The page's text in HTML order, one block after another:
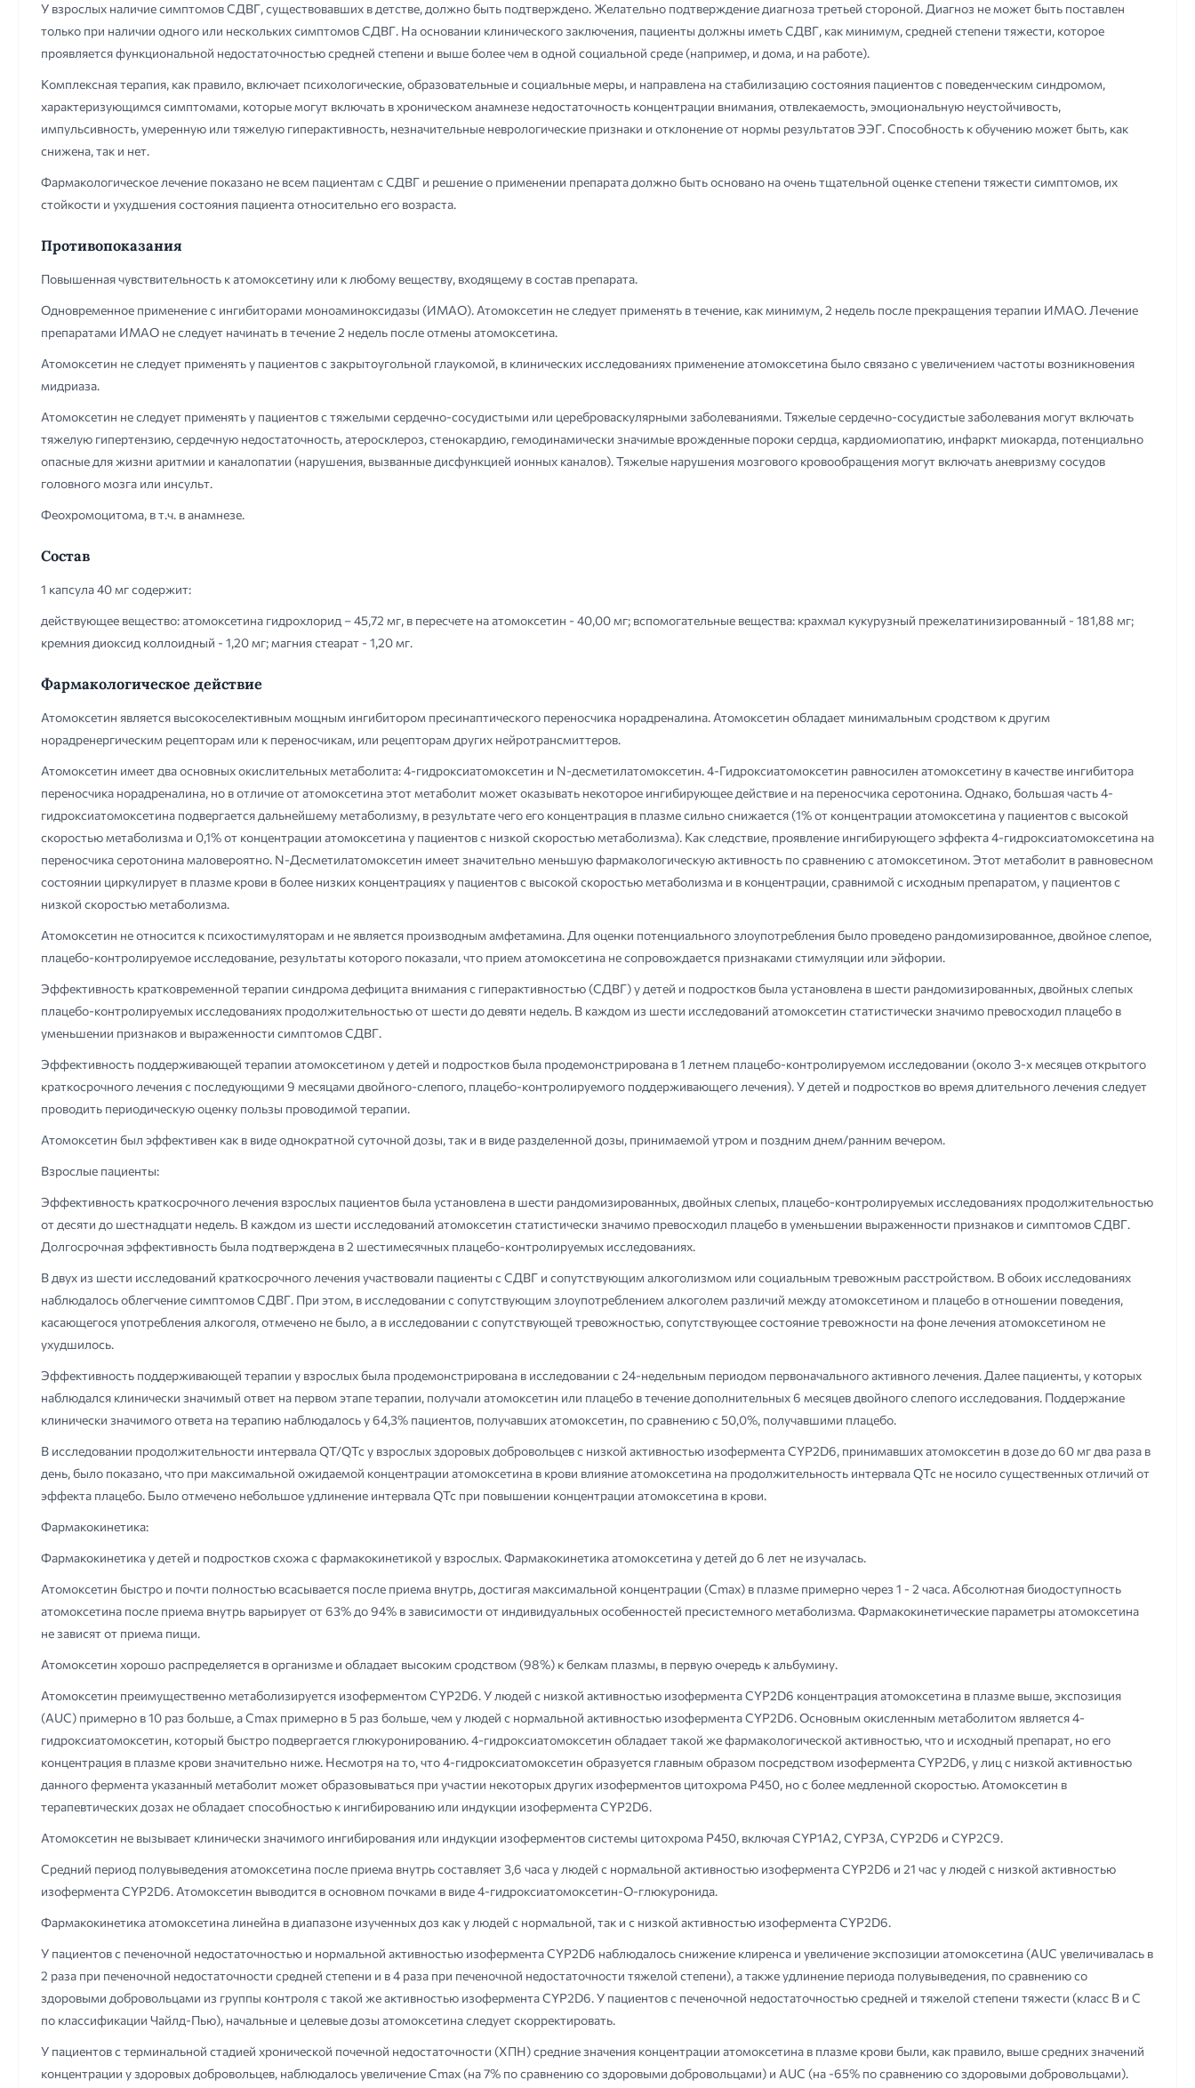
У взрослых наличие симптомов СДВГ, существовавших в детстве, должно быть подтверждено. Желательно подтверждение диагноза третьей стороной. Диагноз не может быть поставлен
только при наличии одного или нескольких симптомов СДВГ. На основании клинического заключения, пациенты должны иметь СДВГ, как минимум, средней степени тяжести, которое
проявляется функциональной недостаточностью средней степени и выше более чем в одной социальной среде (например, и дома, и на работе).
Комплексная терапия, как правило, включает психологические, образовательные и социальные меры, и направлена на стабилизацию состояния пациентов с поведенческим синдромом,
характеризующимся симптомами, которые могут включать в хроническом анамнезе недостаточность концентрации внимания, отвлекаемость, эмоциональную неустойчивость,
импульсивность, умеренную или тяжелую гиперактивность, незначительные неврологические признаки и отклонение от нормы результатов ЭЭГ. Способность к обучению может быть, как
снижена, так и нет.
Фармакологическое лечение показано не всем пациентам с СДВГ и решение о применении препарата должно быть основано на очень тщательной оценке степени тяжести симптомов, их
стойкости и ухудшения состояния пациента относительно его возраста.
Противопоказания
Повышенная чувствительность к атомоксетину или к любому веществу, входящему в состав препарата.
Одновременное применение с ингибиторами моноаминоксидазы (ИМАО). Атомоксетин не следует применять в течение, как минимум, 2 недель после прекращения терапии ИМАО. Лечение
препаратами ИМАО не следует начинать в течение 2 недель после отмены атомоксетина.
Атомоксетин не следует применять у пациентов с закрытоугольной глаукомой, в клинических исследованиях применение атомоксетина было связано с увеличением частоты возникновения
мидриаза.
Атомоксетин не следует применять у пациентов с тяжелыми сердечно-сосудистыми или цереброваскулярными заболеваниями. Тяжелые сердечно-сосудистые заболевания могут включать
тяжелую гипертензию, сердечную недостаточность, атеросклероз, стенокардию, гемодинамически значимые врожденные пороки сердца, кардиомиопатию, инфаркт миокарда, потенциально
опасные для жизни аритмии и каналопатии (нарушения, вызванные дисфункцией ионных каналов). Тяжелые нарушения мозгового кровообращения могут включать аневризму сосудов
головного мозга или инсульт.
Феохромоцитома, в т.ч. в анамнезе.
Состав
1 капсула 40 мг содержит:
действующее вещество: атомоксетина гидрохлорид – 45,72 мг, в пересчете на атомоксетин - 40,00 мг; вспомогательные вещества: крахмал кукурузный прежелатинизированный - 181,88 мг;
кремния диоксид коллоидный - 1,20 мг; магния стеарат - 1,20 мг.
Фармакологическое действие
Атомоксетин является высокоселективным мощным ингибитором пресинаптического переносчика норадреналина. Атомоксетин обладает минимальным сродством к другим
норадренергическим рецепторам или к переносчикам, или рецепторам других нейротрансмиттеров.
Атомоксетин имеет два основных окислительных метаболита: 4-гидроксиатомоксетин и N-десметилатомоксетин. 4-Гидроксиатомоксетин равносилен атомоксетину в качестве ингибитора
переносчика норадреналина, но в отличие от атомоксетина этот метаболит может оказывать некоторое ингибирующее действие и на переносчика серотонина. Однако, большая часть 4-
гидроксиатомоксетина подвергается дальнейшему метаболизму, в результате чего его концентрация в плазме сильно снижается (1% от концентрации атомоксетина у пациентов с высокой
скоростью метаболизма и 0,1% от концентрации атомоксетина у пациентов с низкой скоростью метаболизма). Как следствие, проявление ингибирующего эффекта 4-гидроксиатомоксетина на
переносчика серотонина маловероятно. N-Десметилатомоксетин имеет значительно меньшую фармакологическую активность по сравнению с атомоксетином. Этот метаболит в равновесном
состоянии циркулирует в плазме крови в более низких концентрациях у пациентов с высокой скоростью метаболизма и в концентрации, сравнимой с исходным препаратом, у пациентов с
низкой скоростью метаболизма.
Атомоксетин не относится к психостимуляторам и не является производным амфетамина. Для оценки потенциального злоупотребления было проведено рандомизированное, двойное слепое,
плацебо-контролируемое исследование, результаты которого показали, что прием атомоксетина не сопровождается признаками стимуляции или эйфории.
Эффективность кратковременной терапии синдрома дефицита внимания с гиперактивностью (СДВГ) у детей и подростков была установлена в шести рандомизированных, двойных слепых
плацебо-контролируемых исследованиях продолжительностью от шести до девяти недель. В каждом из шести исследований атомоксетин статистически значимо превосходил плацебо в
уменьшении признаков и выраженности симптомов СДВГ.
Эффективность поддерживающей терапии атомоксетином у детей и подростков была продемонстрирована в 1 летнем плацебо-контролируемом исследовании (около З-х месяцев открытого
краткосрочного лечения с последующими 9 месяцами двойного-слепого, плацебо-контролируемого поддерживающего лечения). У детей и подростков во время длительного лечения следует
проводить периодическую оценку пользы проводимой терапии.
Атомоксетин был эффективен как в виде однократной суточной дозы, так и в виде разделенной дозы, принимаемой утром и поздним днем/ранним вечером.
Взрослые пациенты:
Эффективность краткосрочного лечения взрослых пациентов была установлена в шести рандомизированных, двойных слепых, плацебо-контролируемых исследованиях продолжительностью
от десяти до шестнадцати недель. В каждом из шести исследований атомоксетин статистически значимо превосходил плацебо в уменьшении выраженности признаков и симптомов СДВГ.
Долгосрочная эффективность была подтверждена в 2 шестимесячных плацебо-контролируемых исследованиях.
В двух из шести исследований краткосрочного лечения участвовали пациенты с СДВГ и сопутствующим алкоголизмом или социальным тревожным расстройством. В обоих исследованиях
наблюдалось облегчение симптомов СДВГ. При этом, в исследовании с сопутствующим злоупотреблением алкоголем различий между атомоксетином и плацебо в отношении поведения,
касающегося употребления алкоголя, отмечено не было, а в исследовании с сопутствующей тревожностью, сопутствующее состояние тревожности на фоне лечения атомоксетином не
ухудшилось.
Эффективность поддерживающей терапии у взрослых была продемонстрирована в исследовании с 24-недельным периодом первоначального активного лечения. Далее пациенты, у которых
наблюдался клинически значимый ответ на первом этапе терапии, получали атомоксетин или плацебо в течение дополнительных 6 месяцев двойного слепого исследования. Поддержание
клинически значимого ответа на терапию наблюдалось у 64,3% пациентов, получавших атомоксетин, по сравнению с 50,0%, получавшими плацебо.
В исследовании продолжительности интервала QT/QTc у взрослых здоровых добровольцев с низкой активностью изофермента CYP2D6, принимавших атомоксетин в дозе до 60 мг два раза в
день, было показано, что при максимальной ожидаемой концентрации атомоксетина в крови влияние атомоксетина на продолжительность интервала QTc не носило существенных отличий от
эффекта плацебо. Было отмечено небольшое удлинение интервала QTc при повышении концентрации атомоксетина в крови.
Фармакокинетика:
Фармакокинетика у детей и подростков схожа с фармакокинетикой у взрослых. Фармакокинетика атомоксетина у детей до 6 лет не изучалась.
Атомоксетин быстро и почти полностью всасывается после приема внутрь, достигая максимальной концентрации (Сmах) в плазме примерно через 1 - 2 часа. Абсолютная биодоступность
атомоксетина после приема внутрь варьирует от 63% до 94% в зависимости от индивидуальных особенностей пресистемного метаболизма. Фармакокинетические параметры атомоксетина
не зависят от приема пищи.
Атомоксетин хорошо распределяется в организме и обладает высоким сродством (98%) к белкам плазмы, в первую очередь к альбумину.
Атомоксетин преимущественно метаболизируется изоферментом CYP2D6. У людей с низкой активностью изофермента CYP2D6 концентрация атомоксетина в плазме выше, экспозиция
(AUC) примерно в 10 раз больше, а Сmах примерно в 5 раз больше, чем у людей с нормальной активностью изофермента CYP2D6. Основным окисленным метаболитом является 4-
гидроксиатомоксетин, который быстро подвергается глюкуронированию. 4-гидроксиатомоксетин обладает такой же фармакологической активностью, что и исходный препарат, но его
концентрация в плазме крови значительно ниже. Несмотря на то, что 4-гидроксиатомоксетин образуется главным образом посредством изофермента CYP2D6, у лиц с низкой активностью
данного фермента указанный метаболит может образовываться при участии некоторых других изоферментов цитохрома Р450, но с более медленной скоростью. Атомоксетин в
терапевтических дозах не обладает способностью к ингибированию или индукции изофермента CYP2D6.
Атомоксетин не вызывает клинически значимого ингибирования или индукции изоферментов системы цитохрома Р450, включая CYP1A2, CYP3A, CYP2D6 и CYP2C9.
Средний период полувыведения атомоксетина после приема внутрь составляет 3,6 часа у людей с нормальной активностью изофермента CYP2D6 и 21 час у людей с низкой активностью
изофермента CYP2D6. Атомоксетин выводится в основном почками в виде 4-гидроксиатомоксетин-О-глюкуронида.
Фармакокинетика атомоксетина линейна в диапазоне изученных доз как у людей с нормальной, так и с низкой активностью изофермента CYP2D6.
У пациентов с печеночной недостаточностью и нормальной активностью изофермента CYP2D6 наблюдалось снижение клиренса и увеличение экспозиции атомоксетина (AUC увеличивалась в
2 раза при печеночной недостаточности средней степени и в 4 раза при печеночной недостаточности тяжелой степени), а также удлинение периода полувыведения, по сравнению со
здоровыми добровольцами из группы контроля с такой же активностью изофермента CYP2D6. У пациентов с печеночной недостаточностью средней и тяжелой степени тяжести (класс В и С
по классификации Чайлд-Пью), начальные и целевые дозы атомоксетина следует скорректировать.
У пациентов с терминальной стадией хронической почечной недостаточности (ХПН) средние значения концентрации атомоксетина в плазме крови были, как правило, выше средних значений
концентрации у здоровых добровольцев, наблюдалось увеличение Сmах (на 7% по сравнению со здоровыми добровольцами) и AUC (на -65% по сравнению со здоровыми добровольцами).